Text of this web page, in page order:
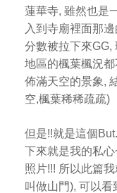
蓮華寺, 雖然也是
入到寺廟裡面那
分數被拉下來GG,
地區的楓葉楓況都
佈滿天空的景象,
空,楓葉稀稀疏疏)
但是!!就是這個
下來就是我的私心
照片!!! 所以此篇
叫做山門), 可以